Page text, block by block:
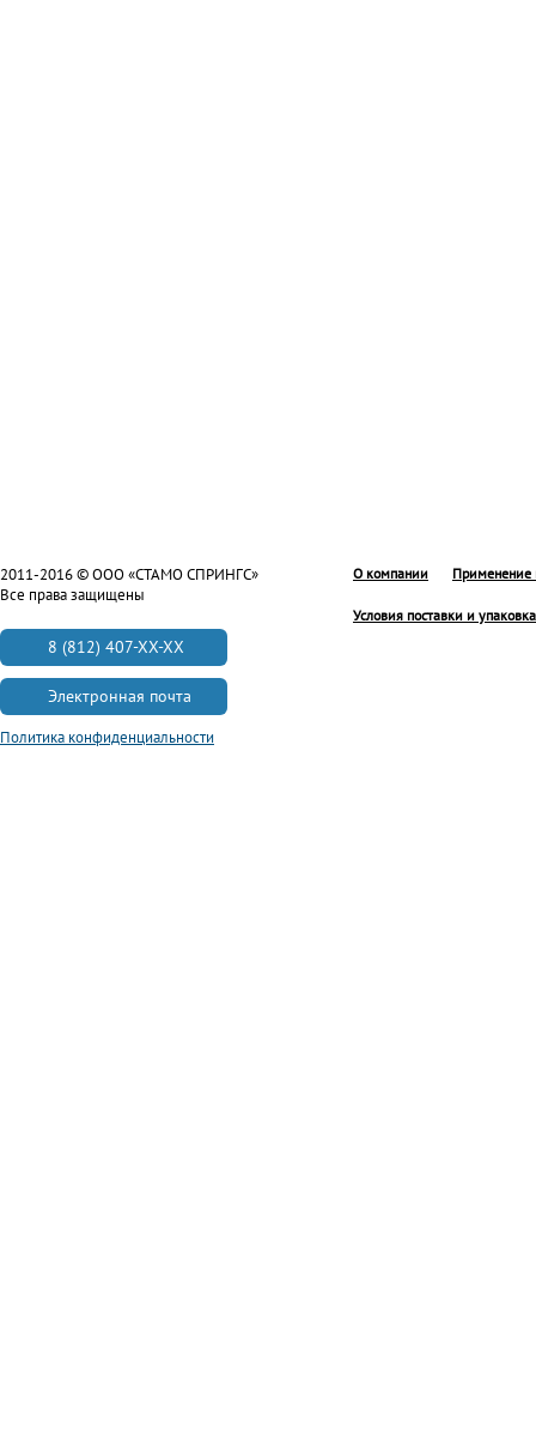
О компании Применение
Условия поставки и упаковка
2011-2016 © ООО «СТАМО СПРИНГС»
Все права защищены
8 (812) 407-XX-XX
Электронная почта
Политика конфиденциальности